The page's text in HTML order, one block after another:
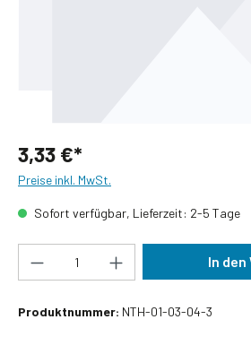
3,33 €*
Preise inkl. MwSt.
Sofort verfügbar, Lieferzeit: 2-5 Tage
Produkt Anzahl: Gib denIn den
Produktnummer: NTH-01-03-04-3